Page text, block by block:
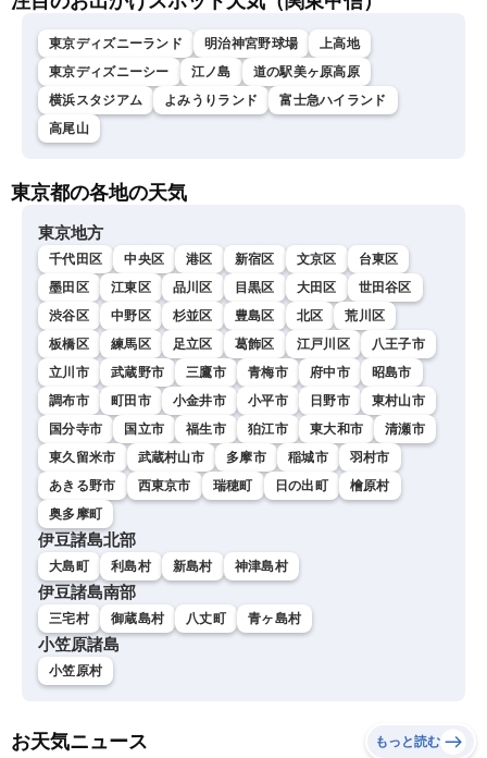
東京ディズニーランド 明治神宮野球場
上高地
東京ディズニーシー
江ノ島
道の駅美ヶ原高原
横浜スタジアム
よみうりランド
富士急ハイランド
高尾山
東京都の各地の天気
東京地方
千代田区 中央区 港区 新宿区 文京区
台東区
墨田区
江東区 品川区 目黒区 大田区
世田谷区
渋谷区
中野区 杉並区 豊島区 北区
荒川区
板橋区
練馬区 足立区 葛飾区 江戸川区
八王子市
立川市
武蔵野市 三鷹市 青梅市 府中市
昭島市
調布市
町田市 小金井市 小平市 日野市
東村山市
国分寺市
国立市 福生市 狛江市 東大和市
清瀬市
東久留米市
武蔵村山市 多摩市 稲城市
羽村市
あきる野市
西東京市 瑞穂町 日の出町
檜原村
奥多摩町
伊豆諸島北部
大島町 利島村 新島村 神津島村
伊豆諸島南部
三宅村 御蔵島村 八丈町 青ヶ島村
小笠原諸島
小笠原村
お天気ニュース もっと読む